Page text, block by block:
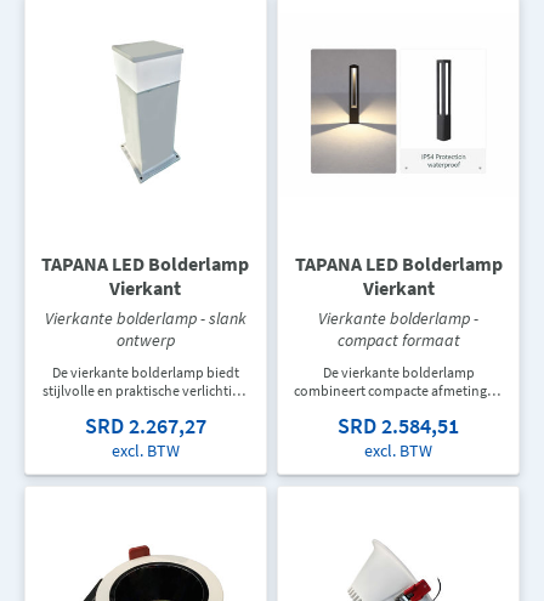
TAPANA LED Bolderlamp
Vierkant
Vierkante bolderlamp - slank
ontwerp
De vierkante bolderlamp biedt
stijlvolle en praktische verlichting
omgeving van gebouwen. Het
moderne ontwerp past perfect bij
SRD 2.267,27
excl. BTW
TAPANA LED Bolderlamp
Vierkant
Vierkante bolderlamp -
compact formaat
De vierkante bolderlamp
combineert compacte afmetingen
Ideaal voor tuinpaden, entrees en
landschapsprojecten waar sfeer en
SRD 2.584,51
excl. BTW